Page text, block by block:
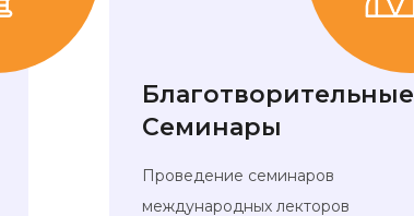
Благотворительные
Семинары
Проведение семинаров
международных лекторов